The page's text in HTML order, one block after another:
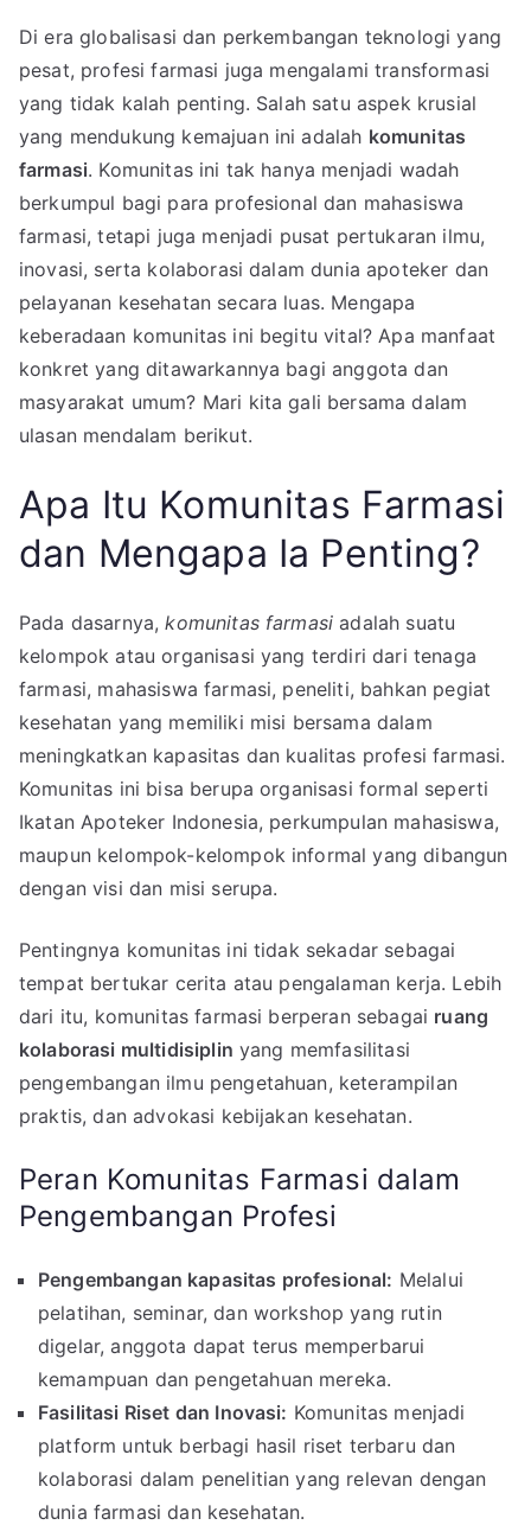
Di era globalisasi dan perkembangan teknologi yang
pesat, profesi farmasi juga mengalami transformasi
yang tidak kalah penting. Salah satu aspek krusial
yang mendukung kemajuan ini adalah komunitas
farmasi. Komunitas ini tak hanya menjadi wadah
berkumpul bagi para profesional dan mahasiswa
farmasi, tetapi juga menjadi pusat pertukaran ilmu,
inovasi, serta kolaborasi dalam dunia apoteker dan
pelayanan kesehatan secara luas. Mengapa
keberadaan komunitas ini begitu vital? Apa manfaat
konkret yang ditawarkannya bagi anggota dan
masyarakat umum? Mari kita gali bersama dalam
ulasan mendalam berikut.
Apa Itu Komunitas Farmasi
dan Mengapa Ia Penting?
Pada dasarnya,komunitas farmasi adalah suatu
kelompok atau organisasi yang terdiri dari tenaga
farmasi, mahasiswa farmasi, peneliti, bahkan pegiat
kesehatan yang memiliki misi bersama dalam
meningkatkan kapasitas dan kualitas profesi farmasi.
Komunitas ini bisa berupa organisasi formal seperti
Ikatan Apoteker Indonesia, perkumpulan mahasiswa,
maupun kelompok-kelompok informal yang dibangun
dengan visi dan misi serupa.
Pentingnya komunitas ini tidak sekadar sebagai
tempat bertukar cerita atau pengalaman kerja. Lebih
dari itu, komunitas farmasi berperan sebagai ruang
kolaborasi multidisiplin yang memfasilitasi
pengembangan ilmu pengetahuan, keterampilan
praktis, dan advokasi kebijakan kesehatan.
Peran Komunitas Farmasi dalam
Pengembangan Profesi
Pengembangan kapasitas profesional: Melalui
pelatihan, seminar, dan workshop yang rutin
digelar, anggota dapat terus memperbarui
kemampuan dan pengetahuan mereka.
Fasilitasi Riset dan Inovasi: Komunitas menjadi
platform untuk berbagi hasil riset terbaru dan
kolaborasi dalam penelitian yang relevan dengan
dunia farmasi dan kesehatan.